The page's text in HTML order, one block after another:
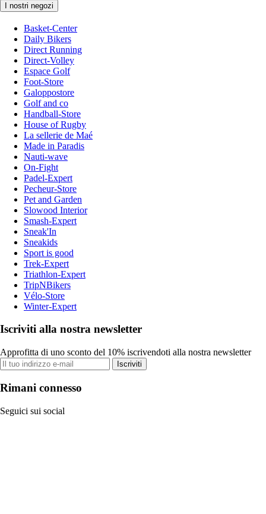
I nostri negozi
Basket-Center
Daily Bikers
Direct Running
Direct-Volley
Espace Golf
Foot-Store
Galoppostore
Golf and co
Handball-Store
House of Rugby
La sellerie de Maé
Made in Paradis
Nauti-wave
On-Fight
Padel-Expert
Pecheur-Store
Pet and Garden
Slowood Interior
Smash-Expert
Sneak'In
Sneakids
Sport is good
Trek-Expert
Triathlon-Expert
TripNBikers
Vélo-Store
Winter-Expert
Iscriviti alla nostra newsletter
Approfitta di uno sconto del 10% iscrivendoti alla nostra newsletter
Iscriviti
Rimani connesso
Seguici sui social